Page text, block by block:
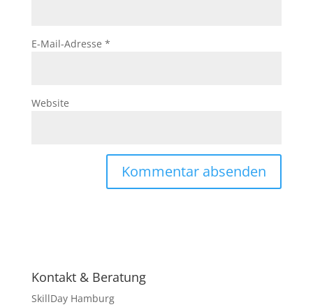
E-Mail-Adresse *
Website
Kontakt & Beratung
SkillDay Hamburg